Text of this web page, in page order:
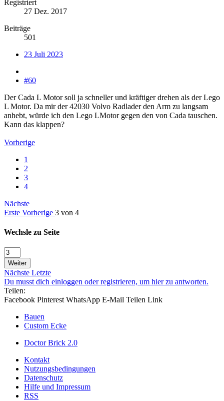
Registriert
27 Dez. 2017
Beiträge
501
23 Juli 2023
#60
Der Cada L Motor soll ja schneller und kräftiger drehen als der Lego
L Motor. Da mir der 42030 Volvo Radlader den Arm zu langsam
anhebt, würde ich den Lego LMotor gegen den von Cada tauschen.
Kann das klappen?
Vorherige
1
2
3
4
Nächste
Erste Vorherige 3 von 4
Wechsle zu Seite
Weiter
Nächste Letzte
Du musst dich einloggen oder registrieren, um hier zu antworten.
Teilen:
Facebook Pinterest WhatsApp E-Mail Teilen Link
Bauen
Custom Ecke
Doctor Brick 2.0
Kontakt
Nutzungsbedingungen
Datenschutz
Hilfe und Impressum
RSS